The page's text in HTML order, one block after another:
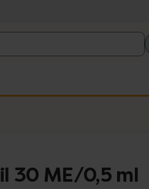
30 ME/0,5 ml